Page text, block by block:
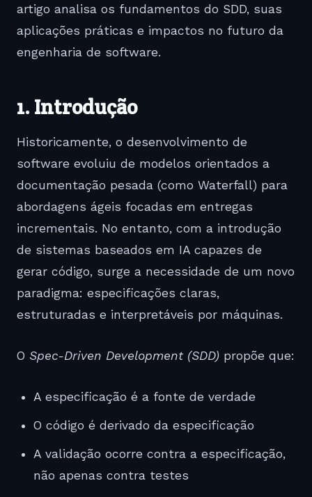
artigo analisa os fundamentos do SDD, suas
aplicações práticas e impactos no futuro da
engenharia de software.
1. Introdução
Historicamente, o desenvolvimento de
software evoluiu de modelos orientados a
documentação pesada (como Waterfall) para
abordagens ágeis focadas em entregas
incrementais. No entanto, com a introdução
de sistemas baseados em IA capazes de
gerar código, surge a necessidade de um novo
paradigma: especificações claras,
estruturadas e interpretáveis por máquinas.
O Spec-Driven Development (SDD) propõe que:
A especificação é a fonte de verdade
O código é derivado da especificação
A validação ocorre contra a especificação,
não apenas contra testes